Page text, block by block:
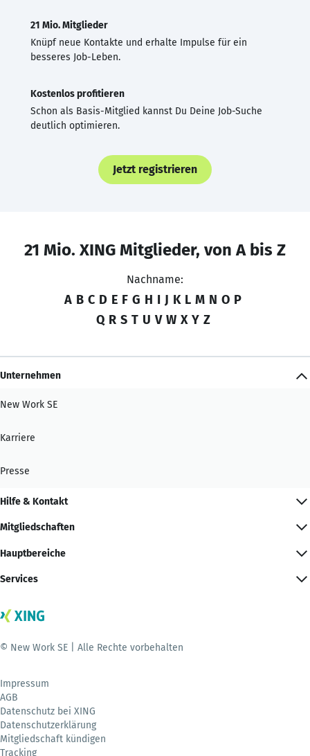
21 Mio. Mitglieder
Knüpf neue Kontakte und erhalte Impulse für ein
besseres Job-Leben.
Kostenlos profitieren
Schon als Basis-Mitglied kannst Du Deine Job-Suche
deutlich optimieren.
Jetzt registrieren
21 Mio. XING Mitglieder, von A bis Z
Nachname:
A B C D E F G H I J K L M N O P
Q R S T U V W X Y Z
Unternehmen
New Work SE
Karriere
Presse
Hilfe & Kontakt
Mitgliedschaften
Hauptbereiche
Services
© New Work SE | Alle Rechte vorbehalten
Impressum
AGB
Datenschutz bei XING
Datenschutzerklärung
Mitgliedschaft kündigen
Tracking